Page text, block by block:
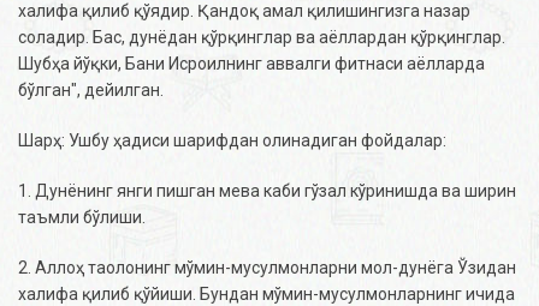
халифа қилиб қўядир. Қандоқ амал қилишингизга назар
соладир. Бас, дунёдан қўрқинглар ва аёллардан қўрқинглар.
Шубҳа йўқки, Бани Исроилнинг аввалги фитнаси аёлларда
бўлган", дейилган.
Шарҳ: Ушбу ҳадиси шарифдан олинадиган фойдалар:
1. Дунёнинг янги пишган мева каби гўзал кўринишда ва ширин
таъмли бўлиши.
2. Аллоҳ таолонинг мўмин-мусулмонларни мол-дунёга Ўзидан
халифа қилиб қўйиши. Бундан мўмин-мусулмонларнинг ичида